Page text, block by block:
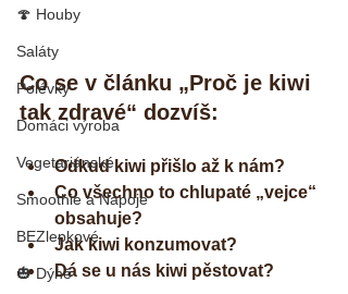
🍄 Houby
Saláty
Polévky
Domáci výroba
Vegetariánské
Smoothie a Nápoje
BEZlepkové
🎃 Dýně
Co se v článku „Proč je kiwi
tak zdravé“ dozvíš:
Odkud kiwi přišlo až k nám?
Co všechno to chlupaté „vejce“
obsahuje?
Jak kiwi konzumovat?
Dá se u nás kiwi pěstovat?